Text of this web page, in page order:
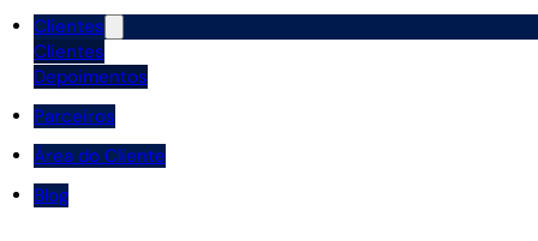
Clientes
Clientes
Depoimentos
Parceiros
Área do Cliente
Blog